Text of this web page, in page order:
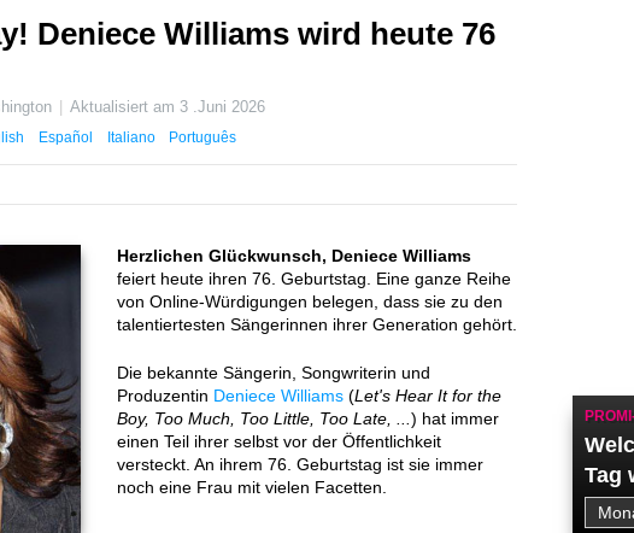
Deniece Williams wird heute 76
Aktualisiert am 3 .Juni 2026
Español Italiano Português
Herzlichen Glückwunsch, Deniece Williams
feiert heute ihren 76. Geburtstag. Eine ganze Reihe
von Online-Würdigungen belegen, dass sie zu den
talentiertesten Sängerinnen ihrer Generation gehört.
Die bekannte Sängerin, Songwriterin und
Produzentin Deniece Williams (Let's Hear It for the
Boy, Too Much, Too Little, Too Late, ... ) hat immer
einen Teil ihrer selbst vor der Öffentlichkeit
versteckt. An ihrem 76. Geburtstag ist sie immer
noch eine Frau mit vielen Facetten.
Tag